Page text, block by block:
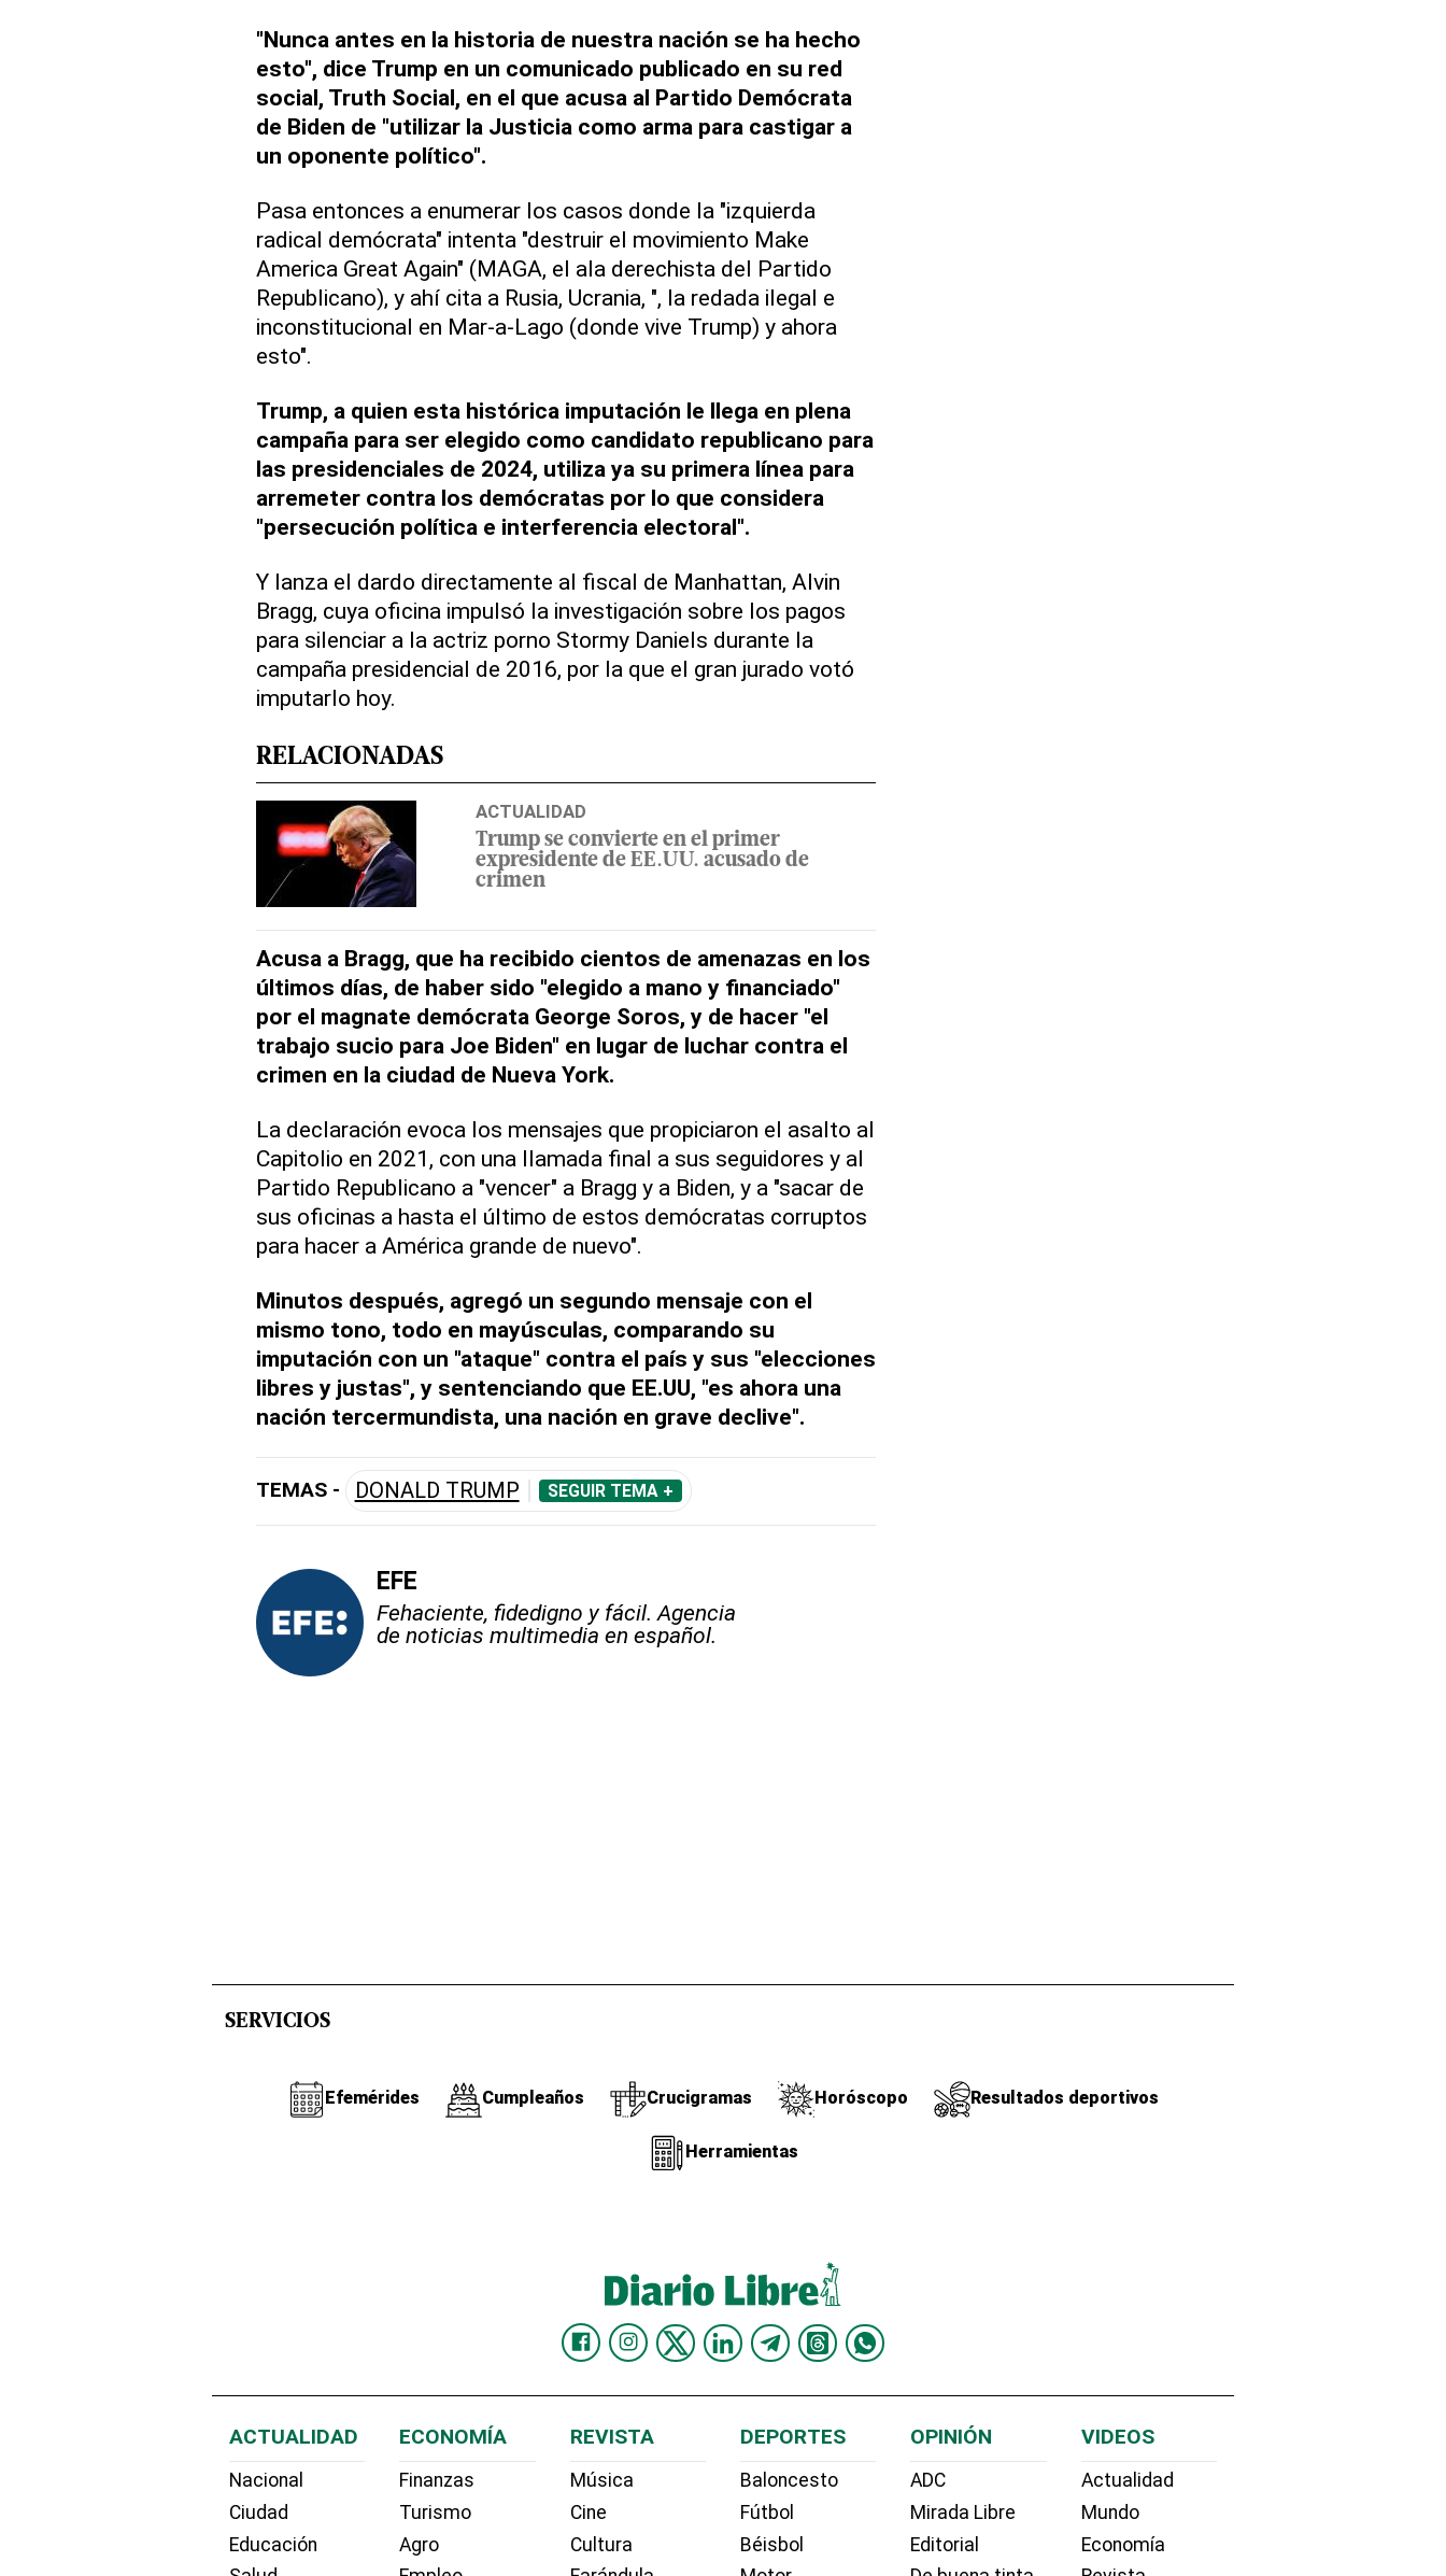
"Nunca antes en la historia de nuestra nación se ha hecho
esto", dice Trump en un comunicado publicado en su red
social, Truth Social, en el que acusa al Partido Demócrata
de Biden de "utilizar la Justicia como arma para castigar a
un oponente político".
Pasa entonces a enumerar los casos donde la "izquierda
radical demócrata" intenta "destruir el movimiento Make
America Great Again" (MAGA, el ala derechista del Partido
Republicano), y ahí cita a Rusia, Ucrania, ", la redada ilegal e
inconstitucional en Mar-a-Lago (donde vive Trump) y ahora
esto".
Trump, a quien esta histórica imputación le llega en plena
campaña para ser elegido como candidato republicano para
las presidenciales de 2024, utiliza ya su primera línea para
arremeter contra los demócratas por lo que considera
"persecución política e interferencia electoral".
Y lanza el dardo directamente al fiscal de Manhattan, Alvin
Bragg, cuya oficina impulsó la investigación sobre los pagos
para silenciar a la actriz porno Stormy Daniels durante la
campaña presidencial de 2016, por la que el gran jurado votó
imputarlo hoy.
RELACIONADAS
ACTUALIDAD
Trump se convierte en el primer
expresidente de EE.UU. acusado de
crimen
Acusa a Bragg, que ha recibido cientos de amenazas en los
últimos días, de haber sido "elegido a mano y financiado"
por el magnate demócrata George Soros, y de hacer "el
trabajo sucio para Joe Biden" en lugar de luchar contra el
crimen en la ciudad de Nueva York.
La declaración evoca los mensajes que propiciaron el asalto al
Capitolio en 2021, con una llamada final a sus seguidores y al
Partido Republicano a "vencer" a Bragg y a Biden, y a "sacar de
sus oficinas a hasta el último de estos demócratas corruptos
para hacer a América grande de nuevo".
Minutos después, agregó un segundo mensaje con el
mismo tono, todo en mayúsculas, comparando su
imputación con un "ataque" contra el país y sus "elecciones
libres y justas", y sentenciando que EE.UU, "es ahora una
nación tercermundista, una nación en grave declive".
TEMAS - DONALD TRUMP SEGUIR TEMA +
EFE
Fehaciente, fidedigno y fácil. Agencia
de noticias multimedia en español.
SERVICIOS
Efemérides Cumpleaños Crucigramas Horóscopo Resultados deportivos
Herramientas
ACTUALIDAD
Nacional
Ciudad
Educación
ECONOMÍA
Finanzas
Turismo
Agro
REVISTA
Música
Cine
Cultura
DEPORTES
Baloncesto
Fútbol
Béisbol
OPINIÓN
ADC
Mirada Libre
Editorial
VIDEOS
Actualidad
Mundo
Economía